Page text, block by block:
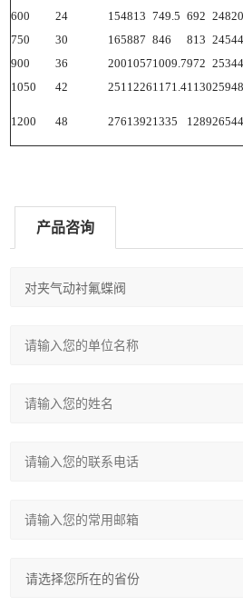
600
24 154813 749.5 692 248
750
30 165887 846 813 245
900
36 20010571009.7972 253
1050
42 251 12261171.41130259
1200 48 27613921335 1289265
产品咨询